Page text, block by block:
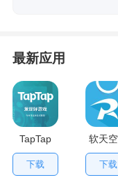
最新应用
TapTap
V2.84.0
手机版
下载
软天
戏盒
下载